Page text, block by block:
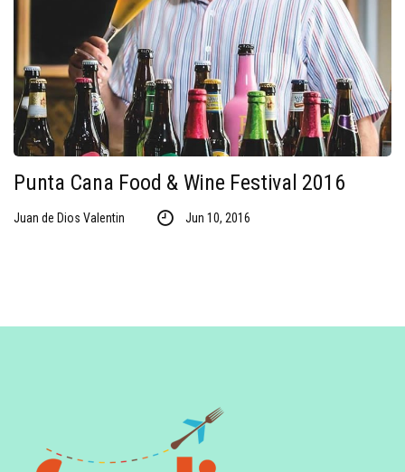
Punta Cana Food & Wine Festival 2016
Juan de Dios Valentin Jun 10, 2016